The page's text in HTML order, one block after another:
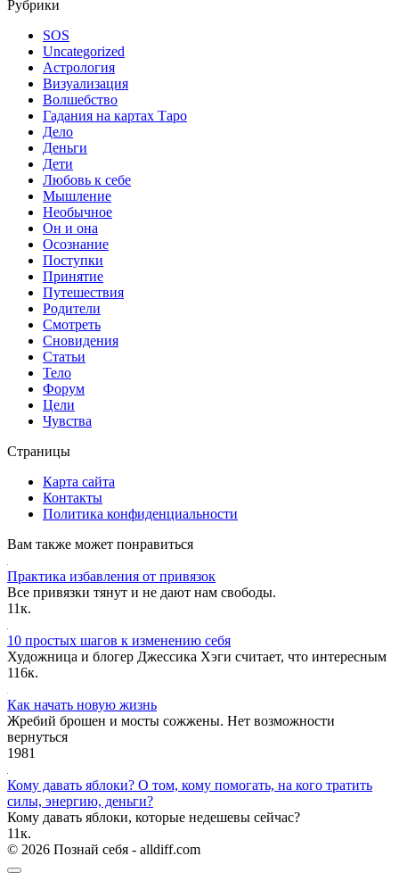
Рубрики
SOS
Uncategorized
Астрология
Визуализация
Волшебство
Гадания на картах Таро
Дело
Деньги
Дети
Любовь к себе
Мышление
Необычное
Он и она
Осознание
Поступки
Принятие
Путешествия
Родители
Смотреть
Сновидения
Статьи
Тело
Форум
Цели
Чувства
Страницы
Карта сайта
Контакты
Политика конфиденциальности
Вам также может понравиться
Практика избавления от привязок
Все привязки тянут и не дают нам свободы.
11к.
10 простых шагов к изменению себя
Художница и блогер Джессика Хэги считает, что интересным
116к.
Как начать новую жизнь
Жребий брошен и мосты сожжены. Нет возможности
вернуться
1981
Кому давать яблоки? О том, кому помогать, на кого тратить
силы, энергию, деньги?
Кому давать яблоки, которые недешевы сейчас?
11к.
© 2026 Познай себя - alldiff.com